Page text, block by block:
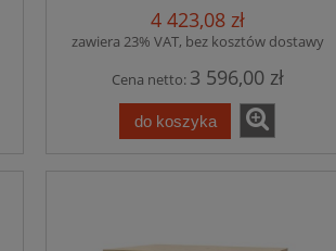
4 423,08 zł
zawiera 23% VAT, bez kosztów dostawy
Cena netto: 3 596,00 zł
do koszyka